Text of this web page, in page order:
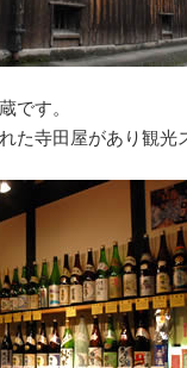
です。
た寺田屋があり観光